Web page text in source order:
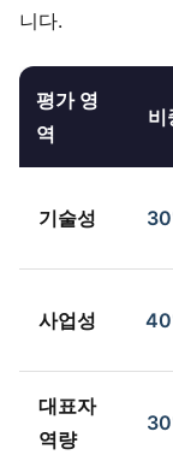
니다.
평가 영
역
비
기술성
사업성
대표자
역량